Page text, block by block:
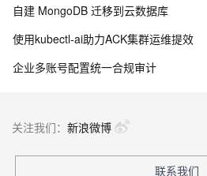
自建 MongoDB 迁移到云数据库
使用kubectl-ai助力ACK集群运维提效
企业多账号配置统一合规审计
关注我们： 新浪微博
联系我们